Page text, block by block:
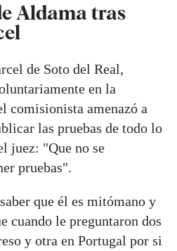
Aldama tras
de Soto del Real,
en la
comisionista amenazó a
las pruebas de todo lo
juez: "Que no se
pruebas".
que él es mitómano y
cuando le preguntaron dos
y otra en Portugal por si